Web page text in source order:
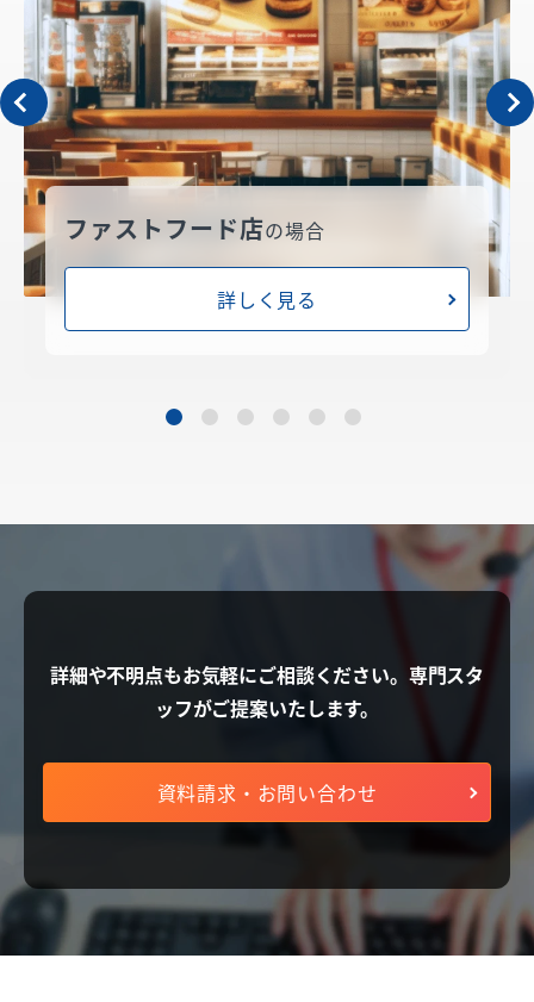
ファストフード店の場合
詳しく見る
詳細や不明点もお気軽にご相談ください。 専門スタ
ッフがご提案いたします。
資料請求・お問い合わせ